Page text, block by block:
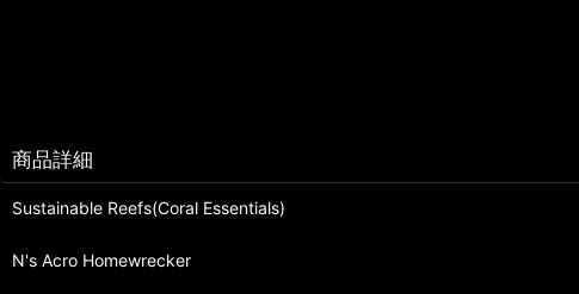
商品詳細
Sustainable Reefs(Coral Essentials)
N's Acro Homewrecker